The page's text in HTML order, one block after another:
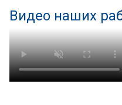
Видео наших